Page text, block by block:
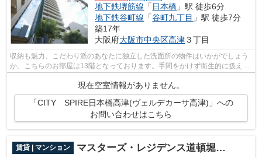
地下鉄堺筋線 「日本橋 」駅 徒歩6分
地下鉄谷町線 「谷町九丁目 」駅 徒歩7分
築17年
大阪府大阪市中央区高津３丁目
収納も魅力、こだわり派のあなたに独立した洗面所の物件はいかがでしょう
か。こちらのお部屋は13階となっております。手間をかけず衛生的に扱える
システムキッチンは、収納にも余裕あ...
現在空室情報がありません。
「CITY SPIRE日本橋高津(ヴェルデカーサ高津)」への
お問い合わせはこちら
賃貸 | マンション マスターズ・レジデンス道頓堀ⅠⅠ